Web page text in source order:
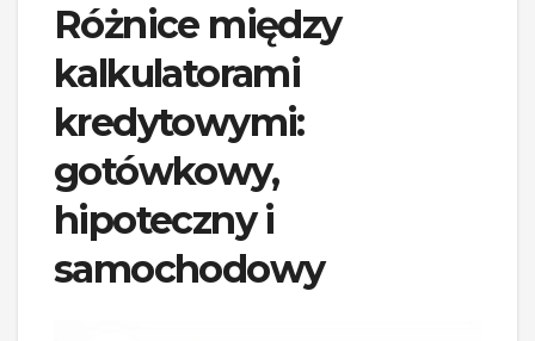
Różnice między
kalkulatorami
kredytowymi:
gotówkowy,
hipoteczny i
samochodowy